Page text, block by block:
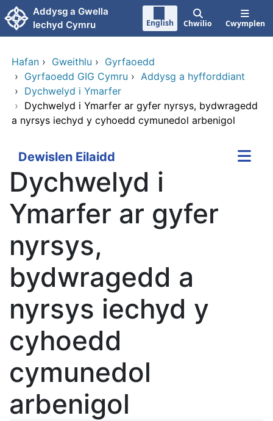
Neidio i'r prif gynnwy
Addysg a Gwella
Iechyd Cymru
English Chwilio Cwymplen
Hafan › Gweithlu › Gyrfaoedd
› Gyrfaoedd GIG Cymru › Addysg a hyfforddiant
› Dychwelyd i Ymarfer
› Dychwelyd i Ymarfer ar gyfer nyrsys, bydwragedd
a nyrsys iechyd y cyhoedd cymunedol arbenigol
Dewislen Eilaidd
Dychwelyd i
Ymarfer ar gyfer
nyrsys,
bydwragedd a
nyrsys iechyd y
cyhoedd
cymunedol
arbenigol